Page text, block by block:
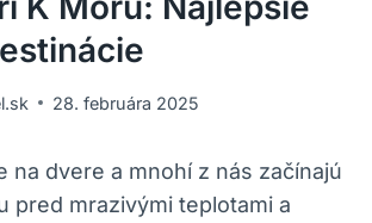
28. februára 2025
na dvere a mnohí z nás začínajú
pred mrazivými teplotami a